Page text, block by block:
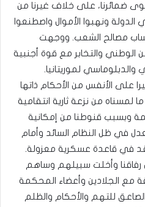
ضمائرنا، على خلاف غيرنا من
الدولة ونهبوا الأموال واصطنعوا
مصالح الشعب. ووجهت
الوطني والتخابر مع قوة أجنبية
لموريتانيا.
على الأنفس من الأحكام ذاتها
لمسناه من نزعة ثارية انتقامية
وبسبب قنوطنا من إمكانية
في ظل النظام السائد وأمام
في قاعدة عسكرية معزولة.
وأخلت سبيلهم وساهم
مع الجلادين وأعضاء المحكمة
للتهم والأحكام والظلم